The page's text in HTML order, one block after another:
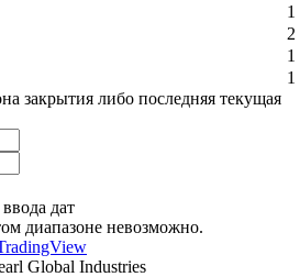
1
2
1
1
закрытия либо последняя текущая
дат
диапазоне невозможно.
Global Industries